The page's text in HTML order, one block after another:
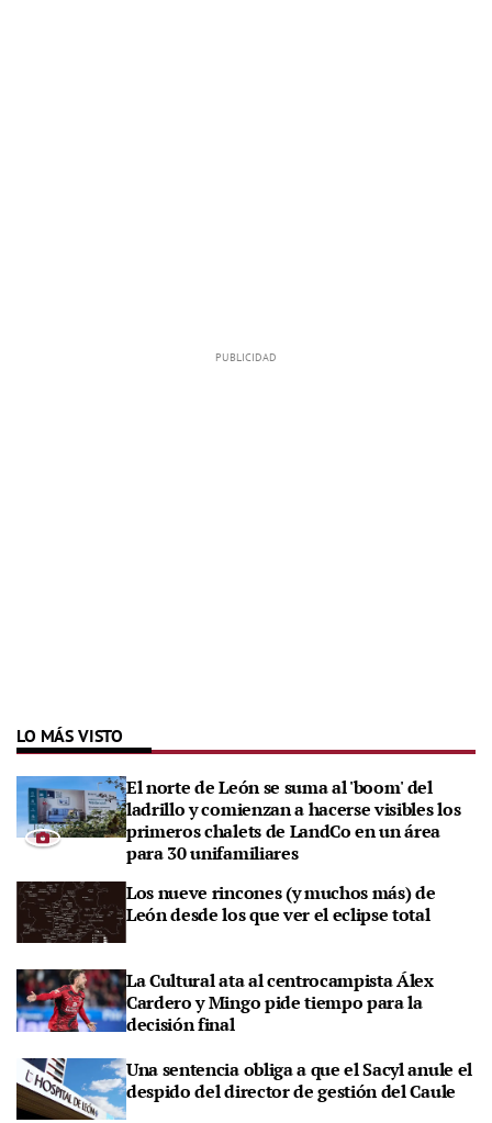
LO MÁS VISTO
El norte de León se suma al 'boom' del
ladrillo y comienzan a hacerse visibles los
primeros chalets de LandCo en un área
para 30 unifamiliares
Los nueve rincones (y muchos más) de
León desde los que ver el eclipse total
La Cultural ata al centrocampista Álex
Cardero y Mingo pide tiempo para la
decisión final
Una sentencia obliga a que el Sacyl anule el
despido del director de gestión del Caule